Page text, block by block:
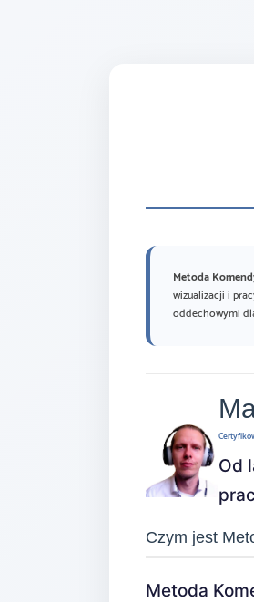
Metoda
wizualizacji i
oddechowymi
Od
Czym jest
Metoda